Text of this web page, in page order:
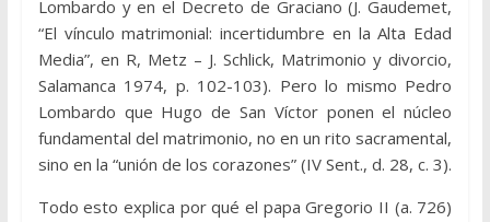
Lombardo y en el Decreto de Graciano (J. Gaudemet,
“El vínculo matrimonial: incertidumbre en la Alta Edad
Media”, en R, Metz – J. Schlick, Matrimonio y divorcio,
Salamanca 1974, p. 102-103). Pero lo mismo Pedro
Lombardo que Hugo de San Víctor ponen el núcleo
fundamental del matrimonio, no en un rito sacramental,
sino en la “unión de los corazones” (IV Sent., d. 28, c. 3).
Todo esto explica por qué el papa Gregorio II (a. 726)